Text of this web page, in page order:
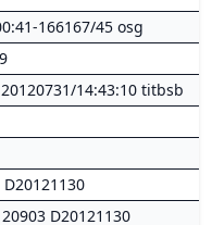
166167/45 osg
20120731/14:43:10 titbsb
D20121130